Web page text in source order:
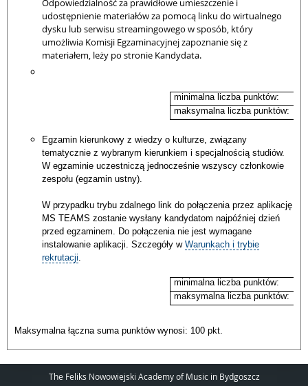
Odpowiedzialność za prawidłowe umieszczenie i
udostępnienie materiałów za pomocą linku do wirtualnego
dysku lub serwisu streamingowego w sposób, który
umożliwia Komisji Egzaminacyjnej zapoznanie się z
materiałem, leży po stronie Kandydata.
minimalna liczba punktów:
maksymalna liczba punktów:
Egzamin kierunkowy z wiedzy o kulturze, związany
tematycznie z wybranym kierunkiem i specjalnością studiów.
W egzaminie uczestniczą jednocześnie wszyscy członkowie
zespołu (egzamin ustny).
W przypadku trybu zdalnego link do połączenia przez aplikację
MS TEAMS zostanie wysłany kandydatom najpóźniej dzień
przed egzaminem. Do połączenia nie jest wymagane
instalowanie aplikacji. Szczegóły w Warunkach i trybie
rekrutacji.
minimalna liczba punktów:
maksymalna liczba punktów:
Maksymalna łączna suma punktów wynosi: 100 pkt.
The Feliks Nowowiejski Academy of Music in Bydgoszcz